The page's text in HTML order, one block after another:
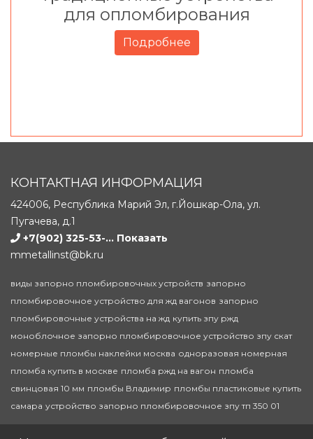
для опломбирования
Подробнее
КОНТАКТНАЯ ИНФОРМАЦИЯ
424006, Республика Марий Эл, г.Йошкар-Ола, ул.
Пугачева, д.1
+7(902) 325-53-... Показать
mmetallinst@bk.ru
виды запорно пломбировочных устройств запорно
пломбировочное устройство для жд вагонов запорно
пломбировочные устройства на жд купить зпу ржд
моноблочное запорно пломбировочное устройство зпу скат
номерные пломбы наклейки москва одноразовая номерная
пломба купить в москве пломба ржд на вагон пломба
свинцовая 10 мм пломбы Владимир пломбы пластиковые купить
самара устройство запорно пломбировочное зпу тп 350 01
© 2020-2026 Запорно-пломбировочные устройства (ЗПУ)